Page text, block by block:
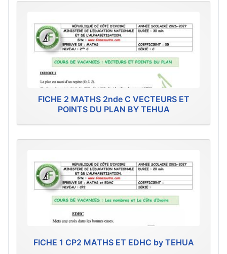
FICHE 2 MATHS 2nde C VECTEURS ET
POINTS DU PLAN BY TEHUA
FICHE 1 CP2 MATHS ET EDHC by TEHUA